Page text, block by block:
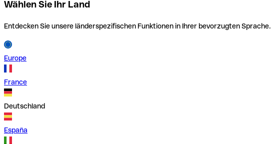
Wählen Sie Ihr Land
Entdecken Sie unsere länderspezifischen Funktionen in Ihrer bevorzugten Sprache.
Europe
France
Deutschland
España